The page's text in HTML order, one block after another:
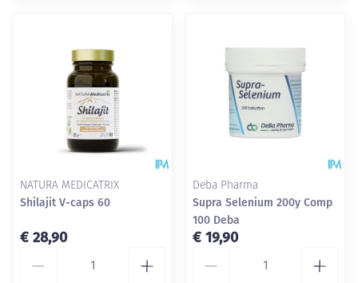
NATURA MEDICATRIX
Shilajit V-caps 60
€ 28,90
Deba Pharma
Supra Selenium 200y Comp
100 Deba
€ 19,90